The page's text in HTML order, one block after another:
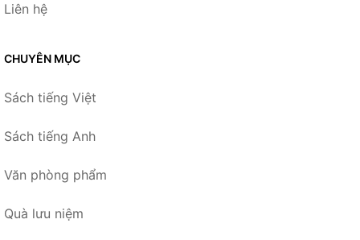
Liên hệ
CHUYÊN MỤC
Sách tiếng Việt
Sách tiếng Anh
Văn phòng phẩm
Quà lưu niệm